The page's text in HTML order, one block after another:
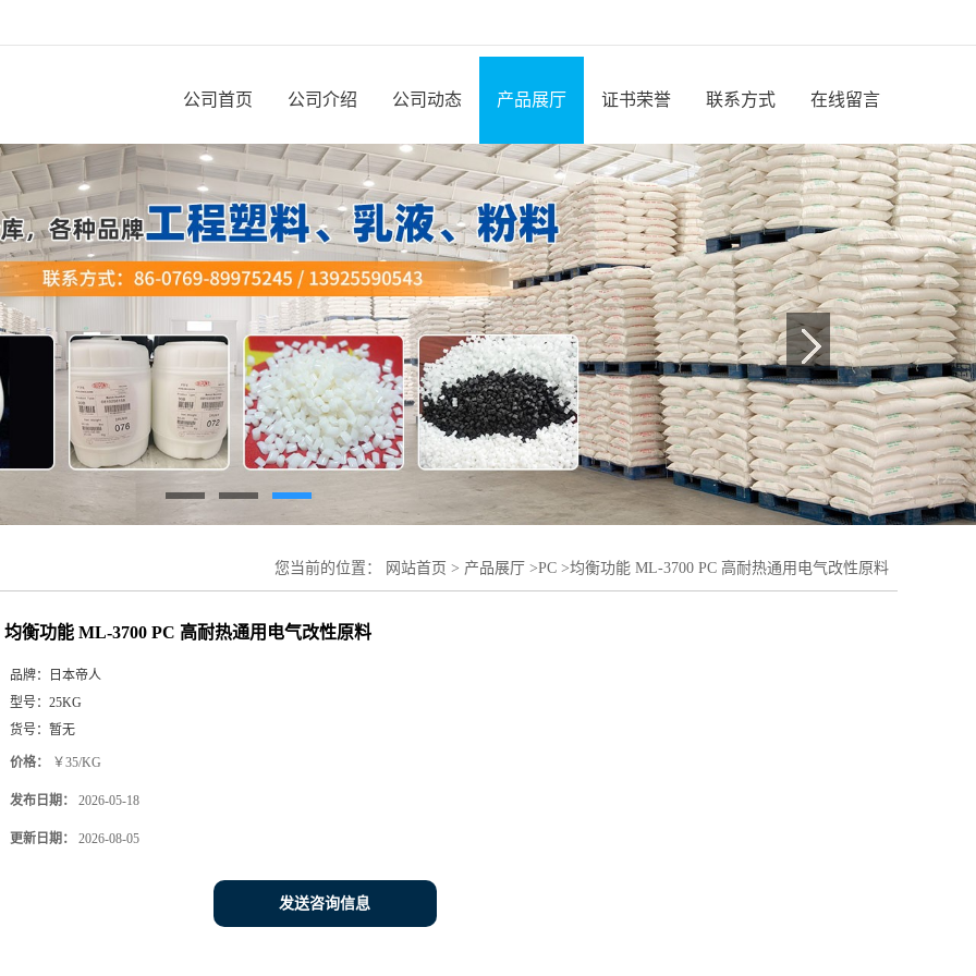
公司首页 公司介绍 公司动态 产品展厅 证书荣誉 联系方式 在线留言
您当前的位置： 网站首页 > 产品展厅 >PC >均衡功能 ML-3700 PC 高耐热通用电气改性原料
均衡功能 ML-3700 PC 高耐热通用电气改性原料
品牌：
日本帝人
型号： 25KG
货号： 暂无
价格： ￥35/KG
发布日期： 2026-05-18
更新日期： 2026-08-05
发送咨询信息